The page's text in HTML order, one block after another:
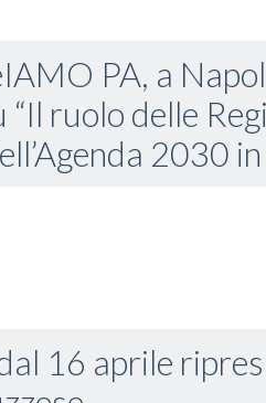
PA, a
ruolo delle
2030
16 aprile